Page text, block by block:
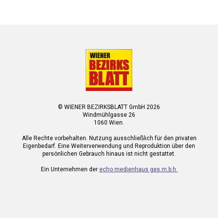
© WIENER BEZIRKSBLATT GmbH 2026
Windmühlgasse 26
1060 Wien.
Alle Rechte vorbehalten. Nutzung ausschließlich für den privaten
Eigenbedarf. Eine Weiterverwendung und Reproduktion über den
persönlichen Gebrauch hinaus ist nicht gestattet.
Ein Unternehmen der echo medienhaus ges.m.b.h.